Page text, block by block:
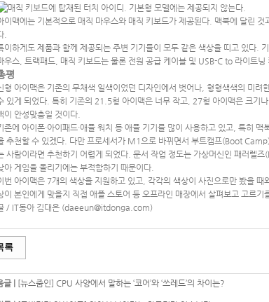
이맥에는 기본적으로 매직 마우스와 매직 키보드가 제공된다. 맥북에 달린
.
이하게도 제품과 함께 제공되는 주변 기기들이 모두 같은 색상을 띠고 있다.
우스, 트랙패드, 매직 키보드는 물론 전원 공급 케이블 및 USB-C to 라이트닝
평
형 아이맥은 기존의 무채색 일색이었던 디자인에서 벗어나, 형형색색의 미려
있게 되었다. 특히 기존의 21.5형 아이맥은 너무 작고, 27형 아이맥은 크기
이 안성맞춤일 것이다.
존에 아이폰·아이패드·애플 워치 등 애플 기기를 많이 사용하고 있고, 특히
추천할 수 있겠다. 다만 프로세서가 M1으로 바뀌면서 부트캠프(Boot
사람이라면 추천하기 어렵게 되었다. 문서 작업 정도는 가상머신인 패러렐
아 게임을 돌리기에는 부적합하기 때문이다.
번 아이맥은 7개의 색상을 지원하고 있고, 각각의 색상이 사진으로만 봤을
이 본인에게 맞을지 직접 애플 스토어 등 오프라인 매장에서 살펴보고 고르기
/ IT동아 김대은 (daeeun@itdonga.com)
록
글 | [뉴스줌인] CPU 사양에서 말하는 ‘코어’와 ‘쓰레드’의 차이는?